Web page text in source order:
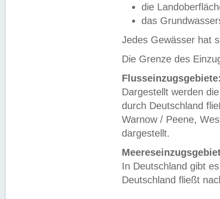
die
das
Jedes Gewässer hat
Die Grenze des
Dargestellt werden
durch Deutschland
Warnow / Peene,
dargestellt.
In Deutschland gibt
Deutschland fließt